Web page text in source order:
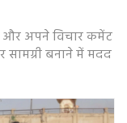
और अपने विचार कमेंट
बनाने में मदद